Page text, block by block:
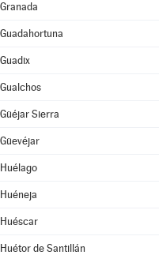
Granada
Guadahortuna
Guadix
Gualchos
Güéjar Sierra
Güevéjar
Huélago
Huéneja
Huéscar
Huétor de Santillán